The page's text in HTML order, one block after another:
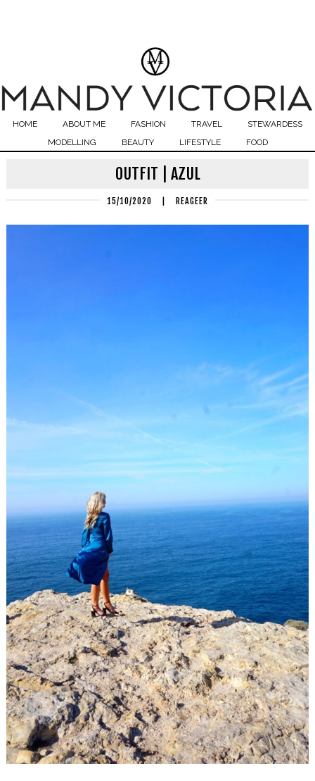
HOME ABOUT ME FASHION TRAVEL
STEWARDESS
MODELLING
BEAUTY LIFESTYLE FOOD
OUTFIT | AZUL
15/10/2020 REAGEER